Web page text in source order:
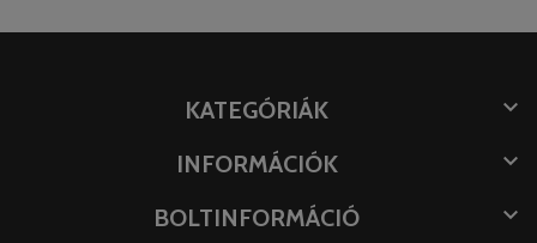
KATEGÓRIÁK

INFORMÁCIÓK

BOLTINFORMÁCIÓ
